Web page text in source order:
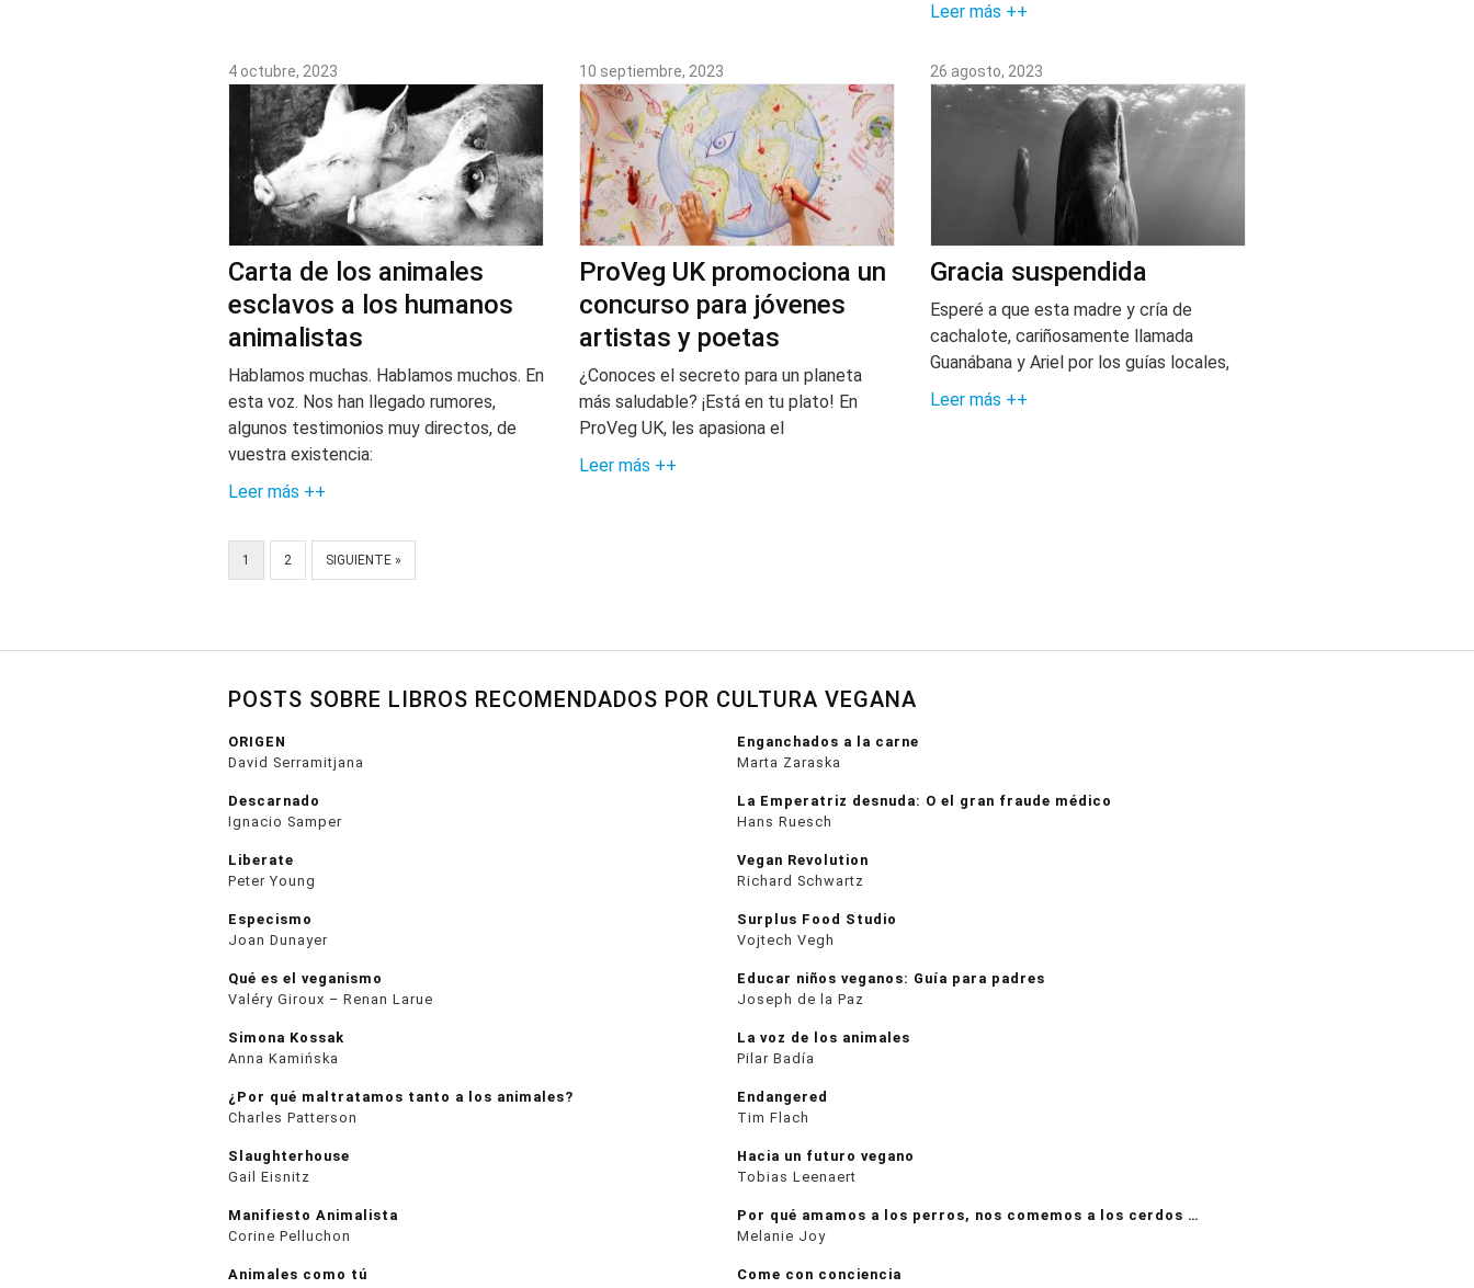
Leer más ++
4 octubre, 2023
Carta de los animales
esclavos a los humanos
animalistas
Hablamos muchas. Hablamos muchos. En
esta voz. Nos han llegado rumores,
algunos testimonios muy directos, de
vuestra existencia:
Leer más ++
10 septiembre, 2023
ProVeg UK promociona un
concurso para jóvenes
artistas y poetas
¿Conoces el secreto para un planeta
más saludable? ¡Está en tu plato! En
ProVeg UK, les apasiona el
Leer más ++
26 agosto, 2023
Gracia suspendida
Esperé a que esta madre y cría de
cachalote, cariñosamente llamada
Guanábana y Ariel por los guías locales,
Leer más ++
1 2 SIGUIENTE »
POSTS SOBRE LIBROS RECOMENDADOS POR CULTURA VEGANA
ORIGEN
David Serramitjana
Enganchados a la carne
Marta Zaraska
Descarnado
Ignacio Samper
La Emperatriz desnuda: O el gran fraude médico
Hans Ruesch
Liberate
Peter Young
Vegan Revolution
Richard Schwartz
Especismo
Joan Dunayer
Surplus Food Studio
Vojtech Vegh
Qué es el veganismo
Valéry Giroux – Renan Larue
Educar niños veganos: Guía para padres
Joseph de la Paz
Simona Kossak
Anna Kamińska
La voz de los animales
Pilar Badía
¿Por qué maltratamos tanto a los animales?
Charles Patterson
Endangered
Tim Flach
Slaughterhouse
Gail Eisnitz
Hacia un futuro vegano
Tobias Leenaert
Manifiesto Animalista
Corine Pelluchon
Por qué amamos a los perros, nos comemos a los cerdos …
Melanie Joy
Animales como tú
Come con conciencia